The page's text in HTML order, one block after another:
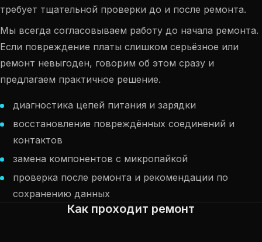
требует тщательной проверки до и после ремонта.
Мы всегда согласовываем работу до начала ремонта.
Если повреждение платы слишком серьёзное или
ремонт невыгоден, говорим об этом сразу и
предлагаем практичное решение.
диагностика цепей питания и зарядки
восстановление повреждённых соединений и
контактов
замена компонентов с микропайкой
проверка после ремонта и рекомендации по
сохранению данных
Как проходит ремонт